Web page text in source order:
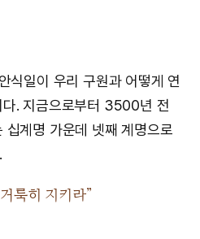
식일이 우리 구원과 어떻게 연
. 지금으로부터 3500년 전
십계명 가운데 넷째 계명으로
룩히 지키라”